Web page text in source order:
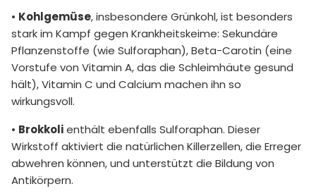
• Kohlgemüse, insbesondere Grünkohl, ist besonders
stark im Kampf gegen Krankheitskeime: Sekundäre
Pflanzenstoffe (wie Sulforaphan), Beta-Carotin (eine
Vorstufe von Vitamin A, das die Schleimhäute gesund
hält), Vitamin C und Calcium machen ihn so
wirkungsvoll.
• Brokkolienthält ebenfalls Sulforaphan. Dieser
Wirkstoff aktiviert die natürlichen Killerzellen, die Erreger
abwehren können, und unterstützt die Bildung von
Antikörpern.